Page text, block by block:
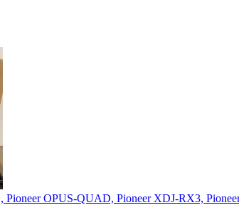
OPUS-QUAD, Pioneer XDJ-RX3,